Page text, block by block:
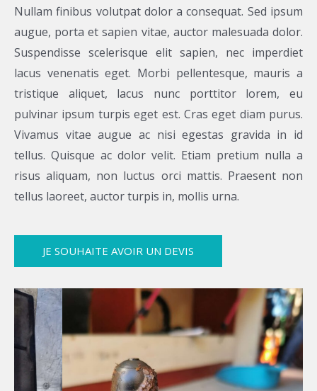
Nullam finibus volutpat dolor a consequat. Sed ipsum
augue, porta et sapien vitae, auctor malesuada dolor.
Suspendisse scelerisque elit sapien, nec imperdiet
lacus venenatis eget. Morbi pellentesque, mauris a
tristique aliquet, lacus nunc porttitor lorem, eu
pulvinar ipsum turpis eget est. Cras eget diam purus.
Vivamus vitae augue ac nisi egestas gravida in id
tellus. Quisque ac dolor velit. Etiam pretium nulla a
risus aliquam, non luctus orci mattis. Praesent non
tellus laoreet, auctor turpis in, mollis urna.
JE SOUHAITE AVOIR UN DEVIS